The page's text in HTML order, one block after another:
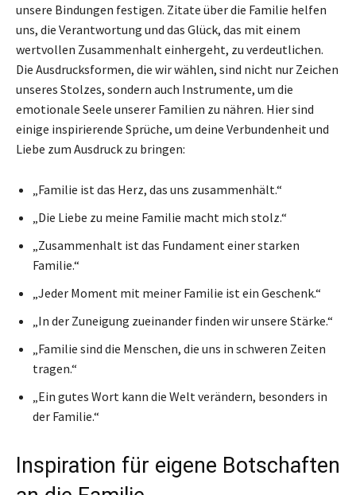
unsere Bindungen festigen. Zitate über die Familie helfen
uns, die Verantwortung und das Glück, das mit einem
wertvollen Zusammenhalt einhergeht, zu verdeutlichen.
Die Ausdrucksformen, die wir wählen, sind nicht nur Zeichen
unseres Stolzes, sondern auch Instrumente, um die
emotionale Seele unserer Familien zu nähren. Hier sind
einige inspirierende Sprüche, um deine Verbundenheit und
Liebe zum Ausdruck zu bringen:
„Familie ist das Herz, das uns zusammenhält.“
„Die Liebe zu meine Familie macht mich stolz.“
„Zusammenhalt ist das Fundament einer starken
Familie.“
„Jeder Moment mit meiner Familie ist ein Geschenk.“
„In der Zuneigung zueinander finden wir unsere Stärke.“
„Familie sind die Menschen, die uns in schweren Zeiten
tragen.“
„Ein gutes Wort kann die Welt verändern, besonders in
der Familie.“
Inspiration für eigene Botschaften